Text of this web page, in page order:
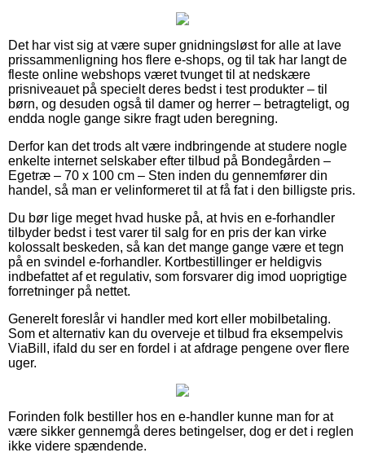
Det har vist sig at være super gnidningsløst for alle at lave
prissammenligning hos flere e-shops, og til tak har langt de
fleste online webshops været tvunget til at nedskære
prisniveauet på specielt deres bedst i test produkter – til
børn, og desuden også til damer og herrer – betragteligt, og
endda nogle gange sikre fragt uden beregning.
Derfor kan det trods alt være indbringende at studere nogle
enkelte internet selskaber efter tilbud på Bondegården –
Egetræ – 70 x 100 cm – Sten inden du gennemfører din
handel, så man er velinformeret til at få fat i den billigste pris.
Du bør lige meget hvad huske på, at hvis en e-forhandler
tilbyder bedst i test varer til salg for en pris der kan virke
kolossalt beskeden, så kan det mange gange være et tegn
på en svindel e-forhandler. Kortbestillinger er heldigvis
indbefattet af et regulativ, som forsvarer dig imod uoprigtige
forretninger på nettet.
Generelt foreslår vi handler med kort eller mobilbetaling.
Som et alternativ kan du overveje et tilbud fra eksempelvis
ViaBill, ifald du ser en fordel i at afdrage pengene over flere
uger.
Forinden folk bestiller hos en e-handler kunne man for at
være sikker gennemgå deres betingelser, dog er det i reglen
ikke videre spændende.